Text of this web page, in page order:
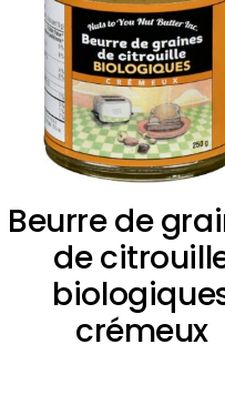
Beurre de
de
crémeux